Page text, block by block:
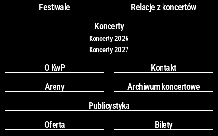
o
k
r
a
m
Festiwale
Relacje z koncertów
Koncerty
Koncerty 2026
Koncerty 2027
O KwP
Kontakt
Areny
Archiwum koncertowe
Publicystyka
Oferta
Bilety